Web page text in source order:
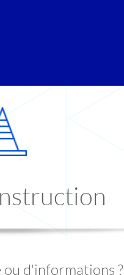
ou d'informations ?